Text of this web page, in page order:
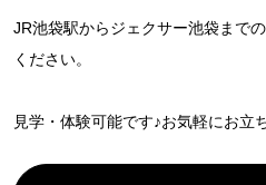
JR池袋駅からジェクサー池袋まで
ください。
見学・体験可能です♪お気軽にお立